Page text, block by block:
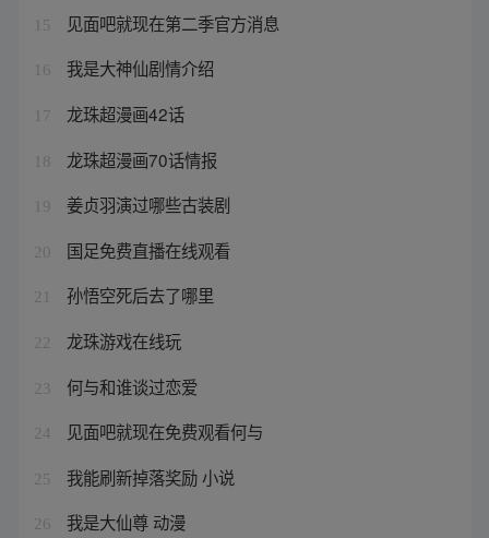
15 见面吧就现在第二季官方消息
16 我是大神仙剧情介绍
17 龙珠超漫画42话
18 龙珠超漫画70话情报
19 姜贞羽演过哪些古装剧
20 国足免费直播在线观看
21 孙悟空死后去了哪里
22 龙珠游戏在线玩
23 何与和谁谈过恋爱
24 见面吧就现在免费观看何与
25 我能刷新掉落奖励 小说
26 我是大仙尊 动漫